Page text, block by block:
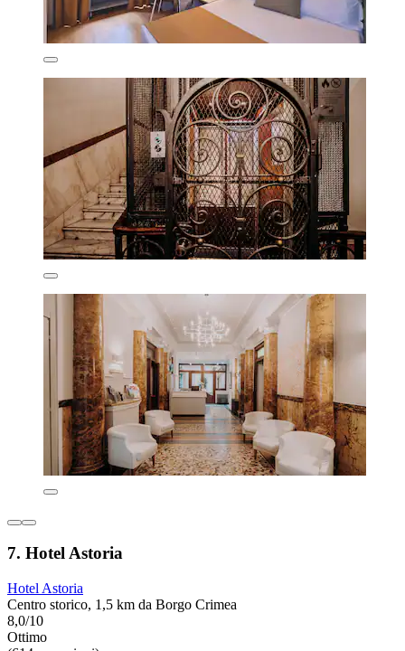
7. Hotel Astoria
Hotel Astoria
Centro storico, 1,5 km da Borgo Crimea
8,0/10
Ottimo